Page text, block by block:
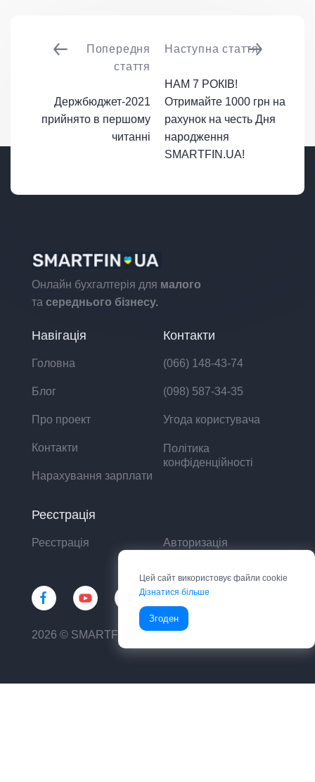
Попередня
стаття
Держбюджет-2021
прийнято в першому
читанні
Наступна стаття
​НАМ 7 РОКІВ!
Отримайте 1000 грн на
рахунок на честь Дня
народження
SMARTFIN.UA!
Онлайн бухгалтерія для малого
та середнього бізнесу.
2026 © SMARTFIN UA
Навігація
Головна
Блог
Про проект
Контакти
Нарахування зарплати
Контакти
(066) 148-43-74
(098) 587-34-35
Угода користувача
Політика
конфіденційності
Реєстрація
Реєстрація Авторизація
Цей сайт використовує файли cookie
Дізнатися більше
Згоден